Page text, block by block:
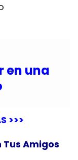
en una
>>>
Amigos